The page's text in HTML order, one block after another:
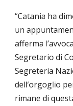
“Catania ha
un
afferma
Segretario di
Segreteria
dell’orgoglio
rimane di